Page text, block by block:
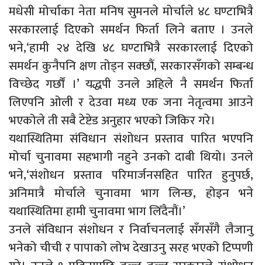
मधेसी मोर्चाका नेता मनिष सुमनले मोर्चाले ४८ घण्टाभित्रै
सरकारलाई दिएको समर्थन फिर्ता लिने बताए । उनले
भने,‘हामी २४ देखि ४८ घण्टाभित्रै सरकारलाई दिएको
समर्थन कुनैपनि क्षण तोड्न सक्छौं, सरकारसँगको सम्बन्ध
विच्छेद गर्छौं ।’ यद्धपी उनले अहिले नै समर्थन फिर्ता
लिएपनि ओली र देउवा मध्य एक जना नेतृत्वमा आउने
भएकोले ती सबै टेष्टेड अनुहार भएको जिकिर गरे।
यथास्थितिमा संविधान संशोधन प्रस्ताव पारित भएपनि
मोर्चा चुनावमा सहभागी नहुने उनको दाबी थियो। उनले
भने,‘संशोधन प्रस्ताव परिमार्जनसहित पारित हुनुपर्छ,
अनिमात्रै मोर्चाले चुनावमा भाग लिन्छ, होइन भने
यथास्थितिमा हामी चुनावमा भाग लिँदैनौं।’
उनले संविधान संशोधन र निर्वाचनलाई सँगसँगै लैजानु
भनेको चीची र पापाको लोभ देखाउनु सरह भएको टिप्पणी